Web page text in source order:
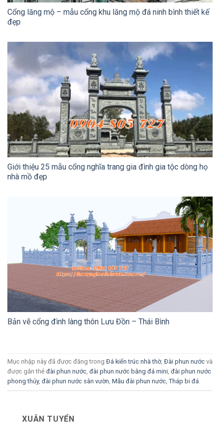
Cổng lăng mộ – mẫu cổng khu lăng mộ đá ninh bình thiết kế
đẹp
Giới thiệu 25 mẫu cổng nghĩa trang gia đình gia tộc dòng họ
nhà mồ đẹp
Bản vẽ cổng đình làng thôn Lưu Đồn – Thái Bình
Mục nhập này đã được đăng trong Đá kiến trúc nhà thờ, Đài phun nước và
được gắn thẻ đài phun nước, đài phun nước bằng đá mini, đài phun nước
phong thủy, đài phun nước sân vườn, Mẫu đài phun nước, Tháp bi đá.
XUÂN TUYỂN